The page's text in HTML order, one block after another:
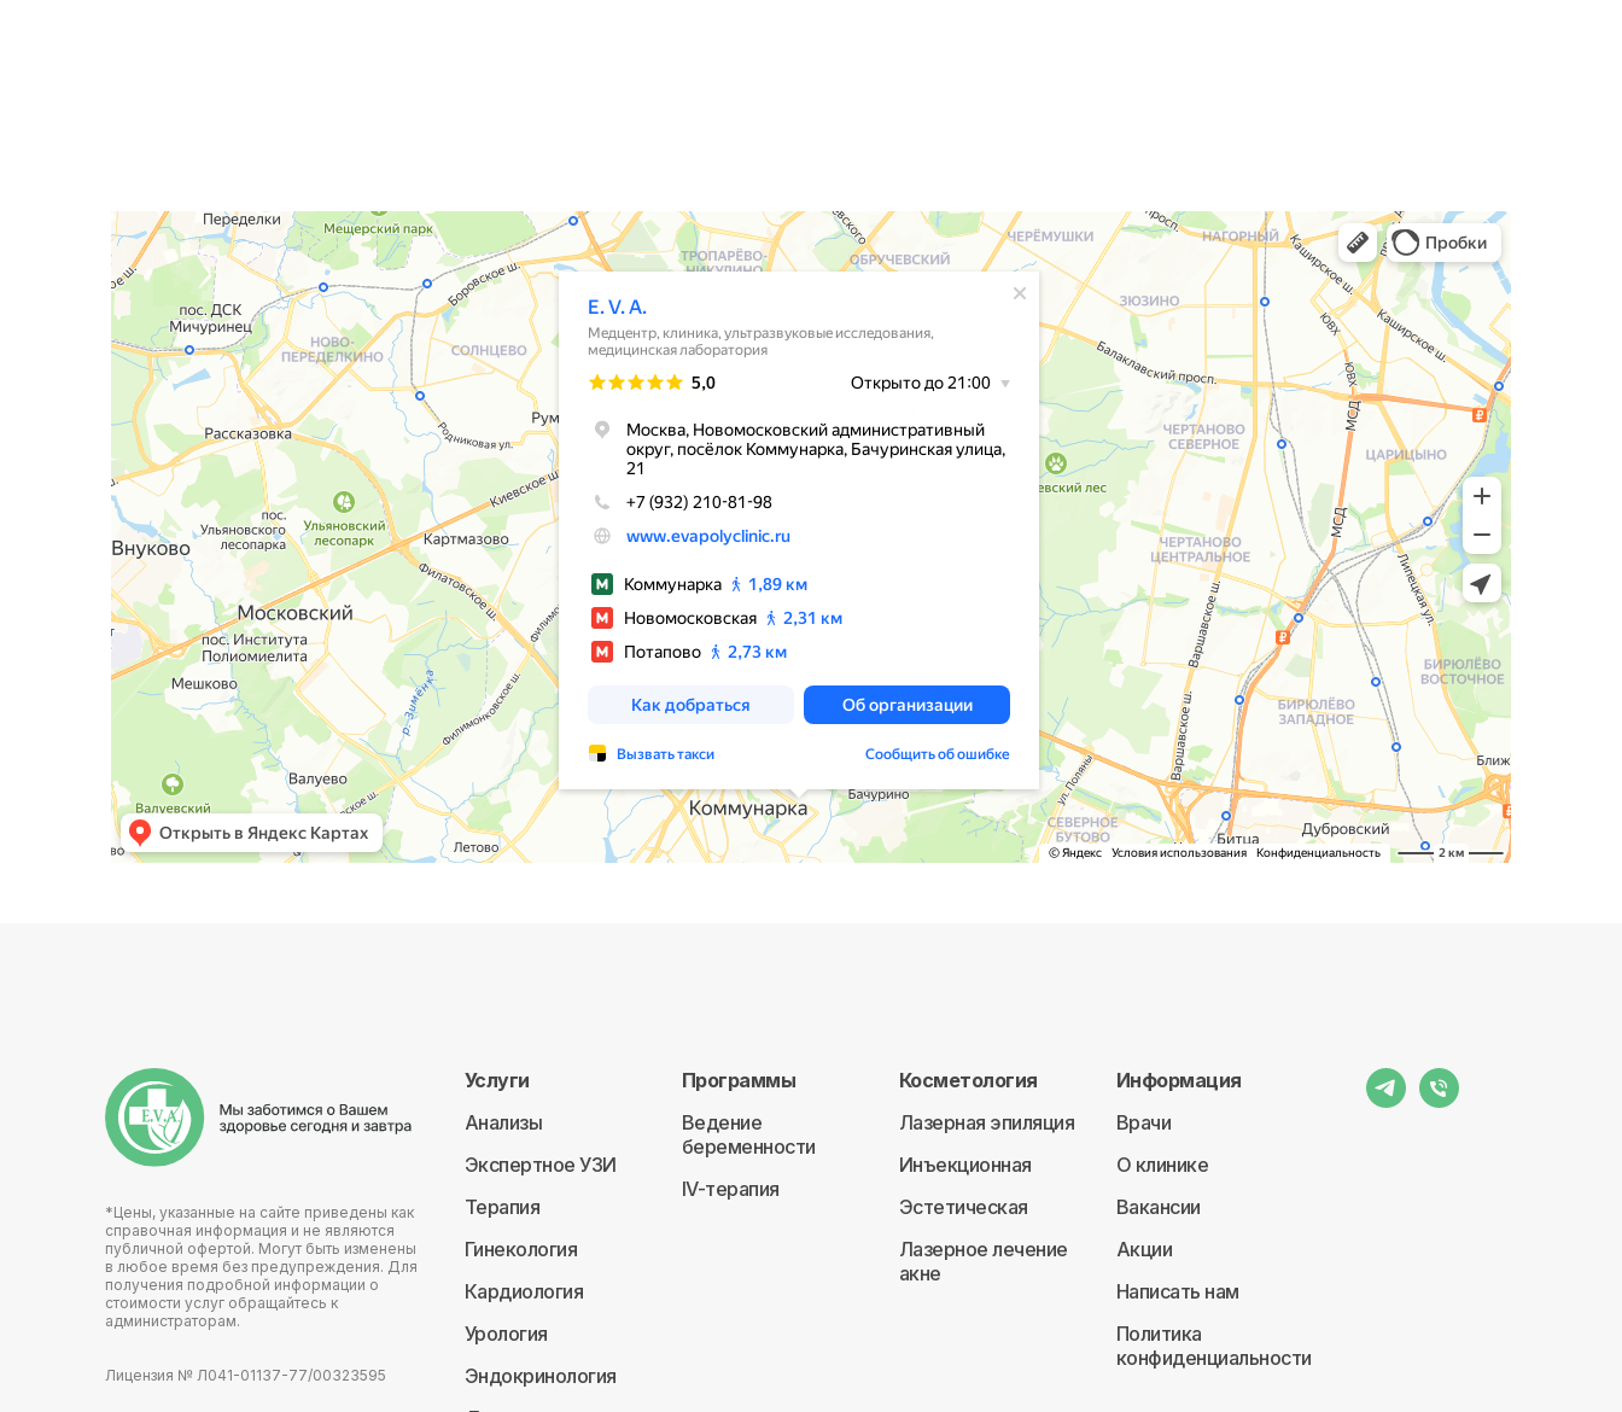
*Цены, указанные на сайте приведены как
справочная информация и не являются
публичной офертой. Могут быть изменены
в любое время без предупреждения. Для
получения подробной информации о
стоимости услуг обращайтесь к
администраторам.
Лицензия № Л041-01137-77/00323595
Услуги
Анализы
Экспертное УЗИ
Терапия
Гинекология
Кардиология
Урология
Эндокринология
Программы
Ведение
беременности
IV-терапия
Косметология
Лазерная эпиляция
Инъекционная
Эстетическая
Лазерное лечение
акне
Информация
Врачи
О клинике
Вакансии
Акции
Написать нам
Политика
конфиденциальности